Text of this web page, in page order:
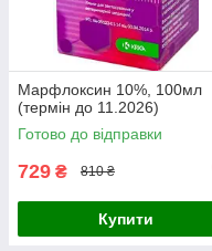
Марфлоксин 10%, 100мл
(термін до 11.2026)
Готово до відправки
729 ₴ 810 ₴
Купити